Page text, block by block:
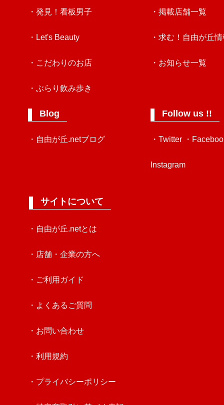
・発見！看板男子
・Let's Beauty
・こだわりのお店
・ぶらり飲み歩き
Blog
・自由が丘.netブログ
・掲載店舗一覧
・求む！自由が丘
・お知らせ一覧
Follow us !!
・Twitter ・
Instagram
サイトについて
・自由が丘.netとは
・店舗・企業の方へ
・ご利用ガイド
・よくあるご質問
・お問い合わせ
・利用規約
・プライバシーポリシー